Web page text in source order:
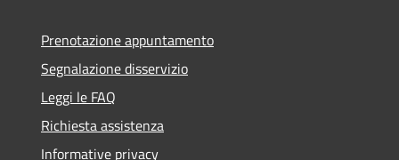
Prenotazione appuntamento
Segnalazione disservizio
Leggi le FAQ
Richiesta assistenza
Informative privacy